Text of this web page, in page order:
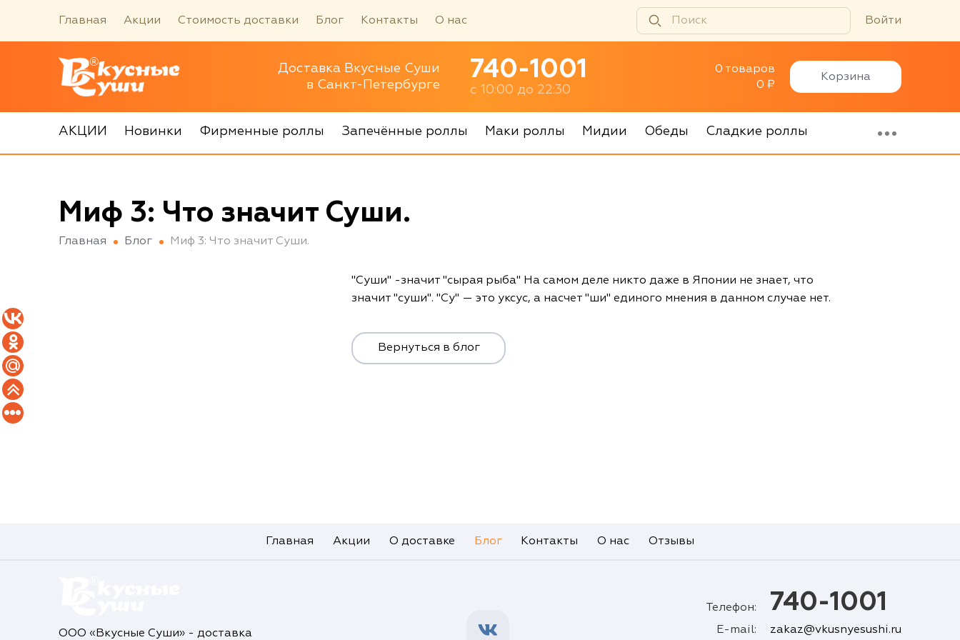
Главная Акции Стоимость доставки Блог Контакты О нас Войти
Доставка Вкусные Суши
в Санкт-Петербурге
740-1001
с 10:00 до 22:30
0 товаров
0 ₽
Корзина
АКЦИИ Новинки Фирменные роллы Запечённые роллы Маки роллы Мидии Обеды Сладкие роллы
Миф 3: Что значит Суши.
Главная Блог Миф 3: Что значит Суши.
"Суши" -значит "сырая рыба" На самом деле никто даже в Японии не знает, что
значит "суши". "Су" — это уксус, а насчет "ши" единого мнения в данном случае нет.
Вернуться в блог
Главная Акции О доставке Блог Контакты О нас Отзывы
ООО «Вкусные Суши» - доставка
Телефон: 740-1001
E-mail: zakaz@vkusnyesushi.ru